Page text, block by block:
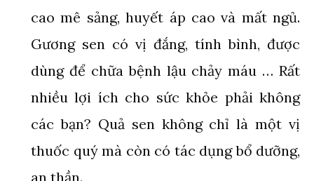
cao mê sảng, huyết áp cao và mất ngủ.
Gương sen có vị đắng, tính bình, được
dùng để chữa bệnh lậu chảy máu … Rất
nhiều lợi ích cho sức khỏe phải không
các bạn? Quả sen không chỉ là một vị
thuốc quý mà còn có tác dụng bổ dưỡng,
an thần.